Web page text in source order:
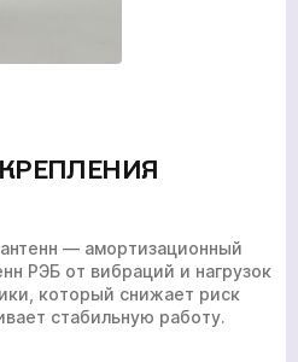
— амортизационный
РЭБ от вибраций и нагрузок
который снижает риск
стабильную работу.